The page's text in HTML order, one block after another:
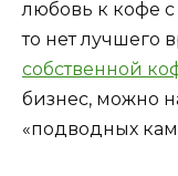
любовь к кофе
то нет лучшего
собственной
бизнес, можно
«подводных